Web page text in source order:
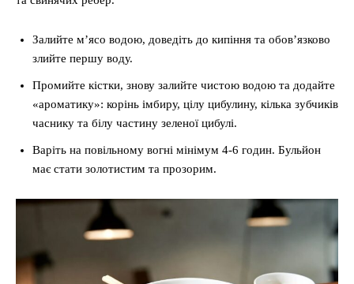
Залийте м’ясо водою, доведіть до кипіння та обов’язково
злийте першу воду.
Промийте кістки, знову залийте чистою водою та додайте
«ароматику»: корінь імбиру, цілу цибулину, кілька зубчиків
часнику та білу частину зеленої цибулі.
Варіть на повільному вогні мінімум 4-6 годин. Бульйон
має стати золотистим та прозорим.